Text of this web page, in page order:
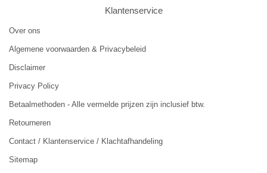
Klantenservice
Over ons
Algemene voorwaarden & Privacybeleid
Disclaimer
Privacy Policy
Betaalmethoden - Alle vermelde prijzen zijn inclusief btw.
Retourneren
Contact / Klantenservice / Klachtafhandeling
Sitemap